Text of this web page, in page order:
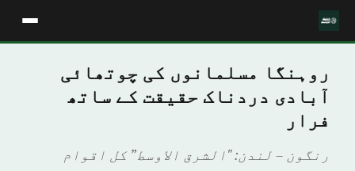
روہنگا مسلمانوں کی چوتھائی
آبادی دردناک حقیقت کے ساتھ
فرار
رنگون – لندن: "الشرق الاوسط” کل اقوام